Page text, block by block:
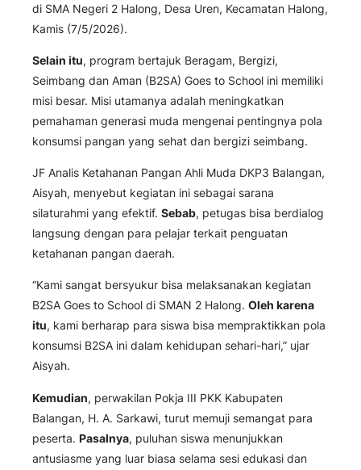
di SMA Negeri 2 Halong, Desa Uren, Kecamatan Halong,
Kamis (7/5/2026).
Selain itu, program bertajuk Beragam, Bergizi,
Seimbang dan Aman (B2SA) Goes to School ini memiliki
misi besar. Misi utamanya adalah meningkatkan
pemahaman generasi muda mengenai pentingnya pola
konsumsi pangan yang sehat dan bergizi seimbang.
JF Analis Ketahanan Pangan Ahli Muda DKP3 Balangan,
Aisyah, menyebut kegiatan ini sebagai sarana
silaturahmi yang efektif. Sebab, petugas bisa berdialog
langsung dengan para pelajar terkait penguatan
ketahanan pangan daerah.
“Kami sangat bersyukur bisa melaksanakan kegiatan
B2SA Goes to School di SMAN 2 Halong. Oleh karena
itu, kami berharap para siswa bisa mempraktikkan pola
konsumsi B2SA ini dalam kehidupan sehari-hari,” ujar
Aisyah.
Kemudian, perwakilan Pokja III PKK Kabupaten
Balangan, H. A. Sarkawi, turut memuji semangat para
peserta. Pasalnya, puluhan siswa menunjukkan
antusiasme yang luar biasa selama sesi edukasi dan